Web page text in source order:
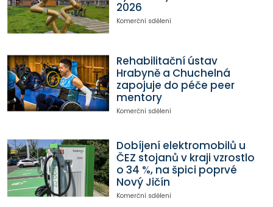
2026
Komerční sdělení
Rehabilitační ústav
Hrabyně a Chuchelná
zapojuje do péče peer
mentory
Komerční sdělení
Dobíjení elektromobilů u
ČEZ stojanů v kraji vzrostlo
o 34 %, na špici poprvé
Nový Jičín
Komerční sdělení